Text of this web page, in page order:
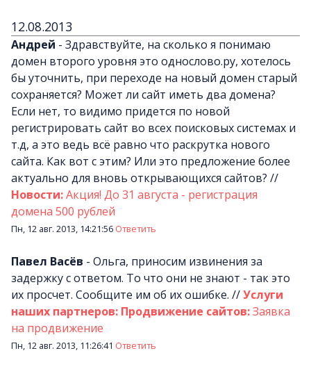
12.08.2013
Андрей - Здравствуйте, на сколько я понимаю
домен второго уровня это однослово.ру, хотелось
бы уточнить, при переходе на новый домен старый
сохраняется? Может ли сайт иметь два домена?
Если нет, то видимо придется по новой
регистрировать сайт во всех поисковых системах и
т.д, а это ведь всё равно что раскрутка нового
сайта. Как вот с этим? Или это предложение более
актуально для вновь открывающихся сайтов? //
Новости:Акция! До 31 августа - регистрация
домена 500 рублей
Пн, 12 авг. 2013, 14:21:56 Ответить
Павел Васёв - Ольга, приносим извинения за
задержку с ответом. То что они не знают - так это
их просчет. Сообщите им об их ошибке. //Услуги
наших партнеров: Продвижение сайтов:Заявка
на продвижение
Пн, 12 авг. 2013, 11:26:41 Ответить